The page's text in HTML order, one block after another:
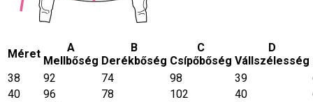
Méret
A
Mellbőség
B
Derékbőség
C
Csípőbőség
D
Vállszélesség
38
92 74 98 39
40
96 78 102 40